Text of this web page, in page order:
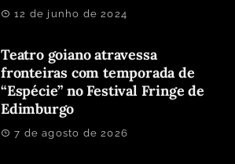
12 de junho de 2024
Teatro goiano atravessa
fronteiras com temporada de
“Espécie” no Festival Fringe de
Edimburgo
7 de agosto de 2026